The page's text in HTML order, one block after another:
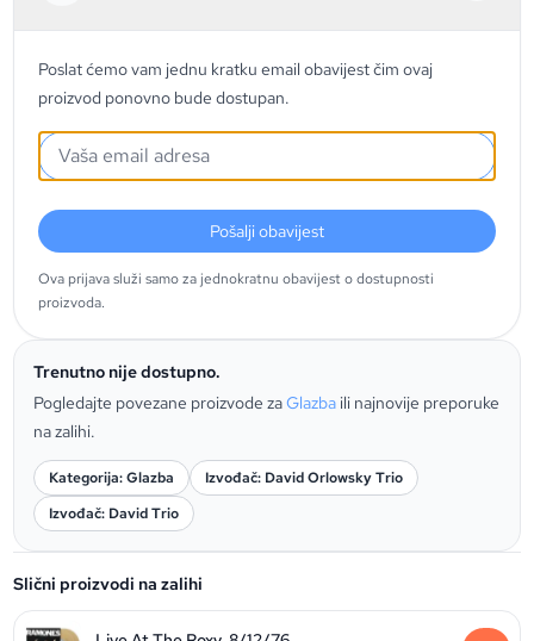
Poslat ćemo vam jednu kratku email obavijest čim ovaj
proizvod ponovno bude dostupan.
Pošalji obavijest
Ova prijava služi samo za jednokratnu obavijest o dostupnosti
proizvoda.
Trenutno nije dostupno.
Pogledajte povezane proizvode zaGlazba ili najnovije preporuke
na zalihi.
Kategorija: Glazba
Izvođač: David Orlowsky Trio
Izvođač: David Trio
Slični proizvodi na zalihi